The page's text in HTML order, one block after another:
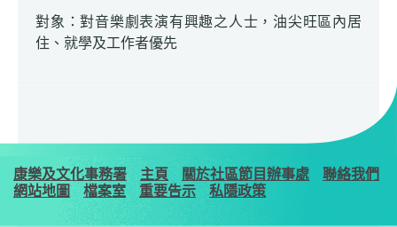
對象：對音樂劇表演有興趣之人士，油尖旺區內居
住、就學及工作者優先
康樂及文化事務署 主頁 關於社區節目辦事處
聯絡我們
網站地圖
檔案室 重要告示 私隱政策